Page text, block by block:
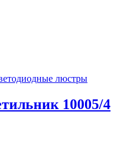
люстры
10005/4